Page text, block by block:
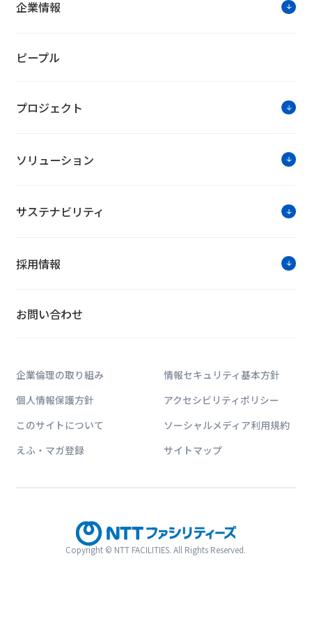
企業情報
ピープル
プロジェクト
ソリューション
サステナビリティ
採用情報
お問い合わせ
企業倫理の取り組み
情報セキュリティ基本方針
個人情報保護方針
アクセシビリティポリシー
このサイトについて
ソーシャルメディア利用規約
えふ・マガ登録
サイトマップ
Copyright © NTT FACILITIES. All Rights Reserved.